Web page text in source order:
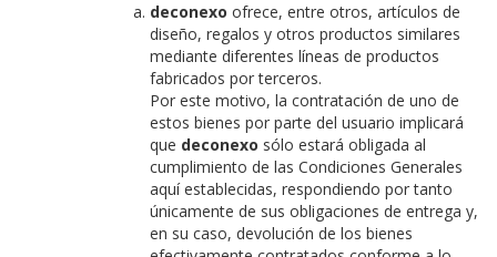
deconexo ofrece, entre otros, artículos de
diseño, regalos y otros productos similares
mediante diferentes líneas de productos
fabricados por terceros.
Por este motivo, la contratación de uno de
estos bienes por parte del usuario implicará
que deconexo sólo estará obligada al
cumplimiento de las Condiciones Generales
aquí establecidas, respondiendo por tanto
únicamente de sus obligaciones de entrega y,
en su caso, devolución de los bienes